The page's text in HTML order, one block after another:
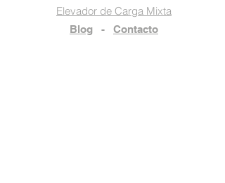
Elevador de Carga Mixta
Blog - Contacto